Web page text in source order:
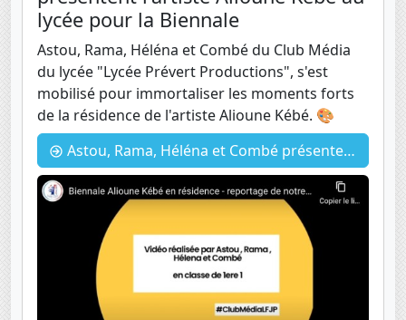
lycée pour la Biennale
Astou, Rama, Héléna et Combé du Club Média
du lycée "Lycée Prévert Productions", s'est
mobilisé pour immortaliser les moments forts
de la résidence de l'artiste Alioune Kébé. 🎨
Astou, Rama, Héléna et Combé présentent l'artiste Alioune Kébé au lycée pour la Biennale